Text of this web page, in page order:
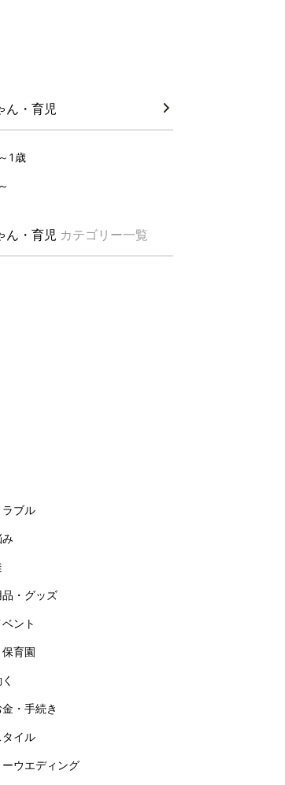
ん・育児
1歳
ん・育児 カテゴリー一覧
ブル
み
・グッズ
ント
育園
・手続き
イル
ウエディング